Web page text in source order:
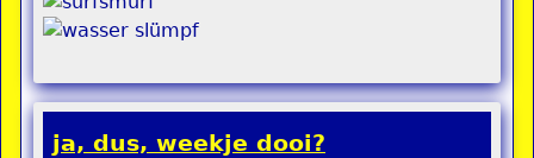
ja, dus, weekje dooi?